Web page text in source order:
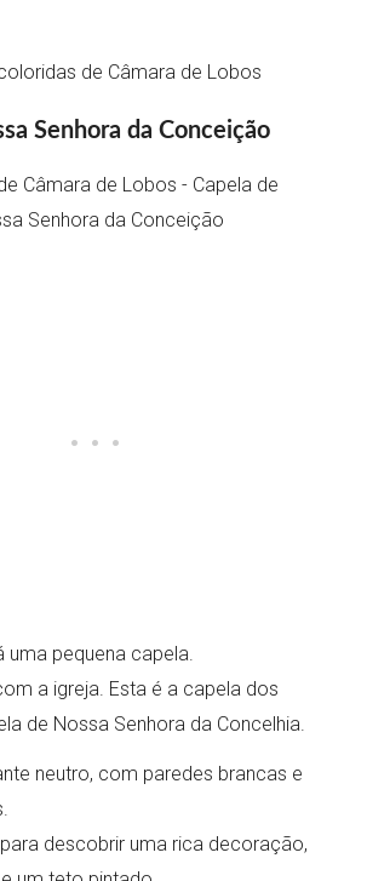
Senhora da Conceição
uma pequena capela.
a igreja. Esta é a capela dos
de Nossa Senhora da Concelhia.
neutro, com paredes brancas e
descobrir uma rica decoração,